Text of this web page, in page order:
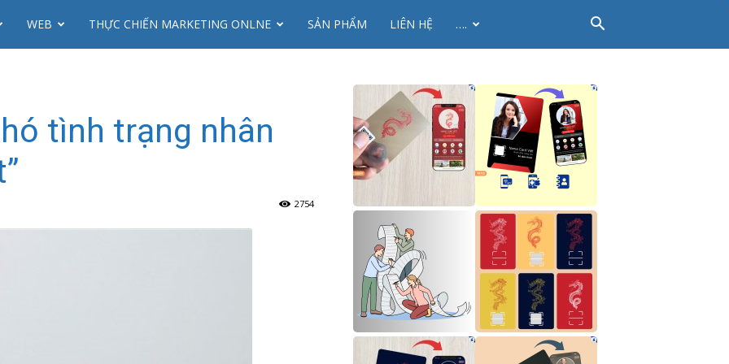
WEB THỰC CHIẾN MARKETING ONLNE SẢN PHẨM LIÊN HỆ ….
tình trạng nhân
2754